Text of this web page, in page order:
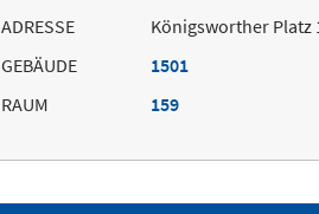
ADRESSE
Königsworther Platz
GEBÄUDE
1501
RAUM
159